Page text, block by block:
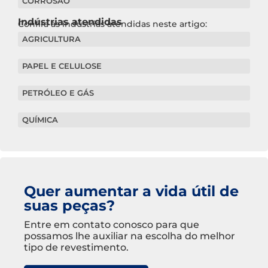
Indústrias atendidas
Confira as indústrias atendidas neste artigo:
AGRICULTURA
PAPEL E CELULOSE
PETRÓLEO E GÁS
QUÍMICA
Quer aumentar a vida útil de
suas peças?
Entre em contato conosco para que
possamos lhe auxiliar na escolha do melhor
tipo de revestimento.